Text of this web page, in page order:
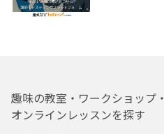
趣味の教室・ワークショップ・
オンラインレッスンを探す